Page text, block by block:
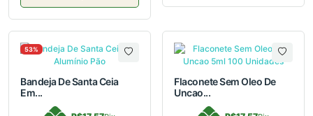
53%
Bandeja De Santa Ceia
Em...
Flaconete Sem Oleo De
Uncao...